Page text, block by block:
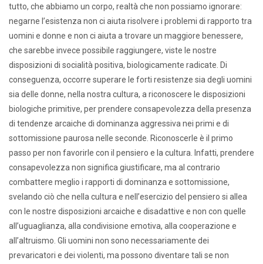
tutto, che abbiamo un corpo, realtà che non possiamo ignorare:
negarne l’esistenza non ci aiuta risolvere i problemi di rapporto tra
uomini e donne e non ci aiuta a trovare un maggiore benessere,
che sarebbe invece possibile raggiungere, viste le nostre
disposizioni di socialità positiva, biologicamente radicate. Di
conseguenza, occorre superare le forti resistenze sia degli uomini
sia delle donne, nella nostra cultura, a riconoscere le disposizioni
biologiche primitive, per prendere consapevolezza della presenza
di tendenze arcaiche di dominanza aggressiva nei primi e di
sottomissione paurosa nelle seconde. Riconoscerle è il primo
passo per non favorirle con il pensiero e la cultura. Infatti, prendere
consapevolezza non significa giustificare, ma al contrario
combattere meglio i rapporti di dominanza e sottomissione,
svelando ciò che nella cultura e nell’esercizio del pensiero si allea
con le nostre disposizioni arcaiche e disadattive e non con quelle
all’uguaglianza, alla condivisione emotiva, alla cooperazione e
all’altruismo. Gli uomini non sono necessariamente dei
prevaricatori e dei violenti, ma possono diventare tali se non